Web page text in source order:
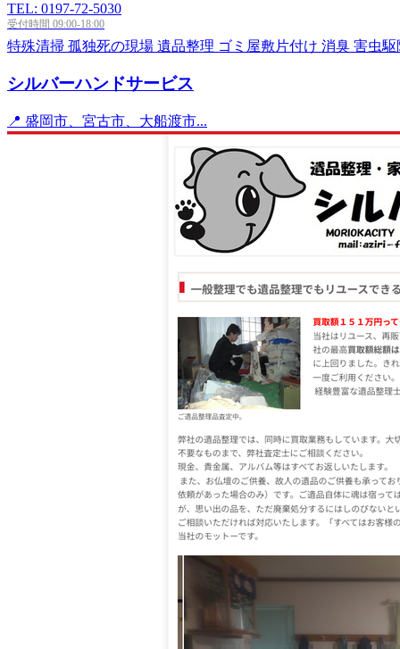
TEL: 0197-72-5030
受付時間 09:00-18:00
特殊清掃 孤独死の現場 遺品整理 ゴミ屋敷片付け 消臭 害虫駆
シルバーハンドサービス
📍 盛岡市、宮古市、大船渡市...